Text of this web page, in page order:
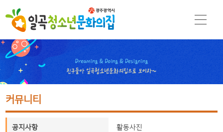
커뮤니티
공지사항 활동사진